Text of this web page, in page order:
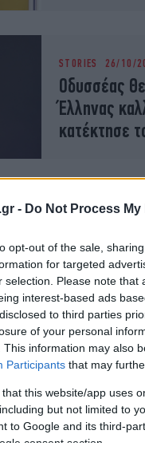
- Do Not Process
opt-out of the sale,
for targeted
selection. Please note
interest-based ads
to third parties
of your personal
This information may also
Participants that may
that this website/app uses
but not limited to
to Google and its third-
consent section.
STORIES 26/10/
Οδυσσέας
Έλληνας
κατέκτησε
ΠΟΛΙΤΙΣΜΟΣ 24/
Φαμπκαρό
STORIES 13/07/
Πώς
χρόνια -
προβλέψει